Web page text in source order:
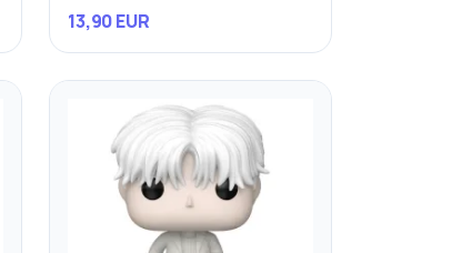
13,90 EUR